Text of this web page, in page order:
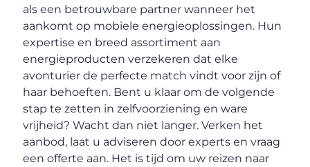
als een betrouwbare partner wanneer het
aankomt op mobiele energieoplossingen. Hun
expertise en breed assortiment aan
energieproducten verzekeren dat elke
avonturier de perfecte match vindt voor zijn of
haar behoeften. Bent u klaar om de volgende
stap te zetten in zelfvoorziening en ware
vrijheid? Wacht dan niet langer. Verken het
aanbod, laat u adviseren door experts en vraag
een offerte aan. Het is tijd om uw reizen naar